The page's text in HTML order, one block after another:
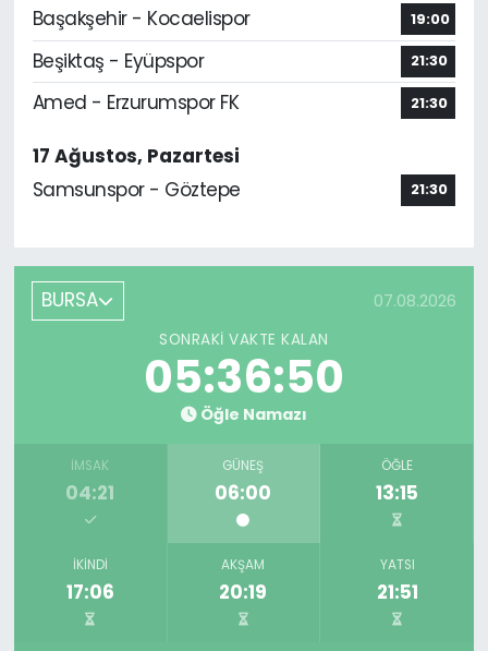
Başakşehir - Kocaelispor
19:00
Beşiktaş - Eyüpspor 21:30
Amed - Erzurumspor FK 21:30
17 Ağustos, Pazartesi
Samsunspor - Göztepe
21:30
BURSA 07.08.2026
SONRAKI VAKTE KALAN
05:36:48
Öğle Namazı
İMSAK
04:21
GÜNEŞ
06:00
ÖĞLE
13:15
İKINDI
17:06
AKŞAM
20:19
YATSI
21:51